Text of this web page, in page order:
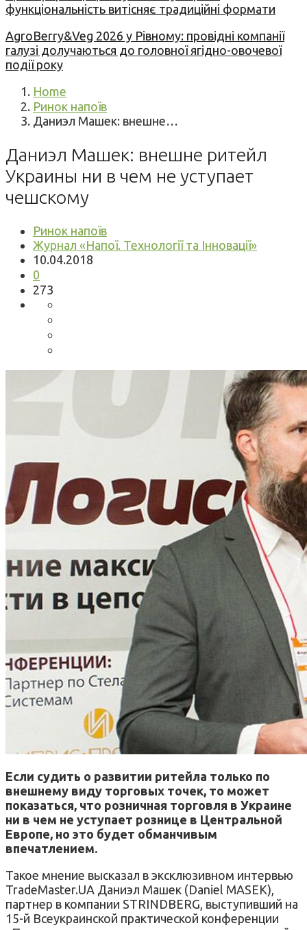
функціональність витісняє традиційні формати
AgroBerry&Veg 2026 у Рівному: провідні компанії
галузі долучаються до головної ягідно-овочевої
події року
Home
Ринок напоїв
Даниэл Машек: внешне…
Даниэл Машек: внешне ритейл
Украины ни в чем не уступает
чешскому
Ринок напоїв
Журнал «Напої. Технології та Інновації»
10.04.2018
0
273
Если судить о развитии ритейла только по
внешнему виду торговых точек, то может
показаться, что розничная торговля в Украине
ни в чем не уступает рознице в Центральной
Европе, но это будет обманчивым
впечатлением.
Такое мнение высказал в эксклюзивном интервью
TradeMaster.UA Даниэл Машек (Daniel MASEK),
партнер в компании STRINDBERG, выступивший на
15-й Всеукраинской практической конференции